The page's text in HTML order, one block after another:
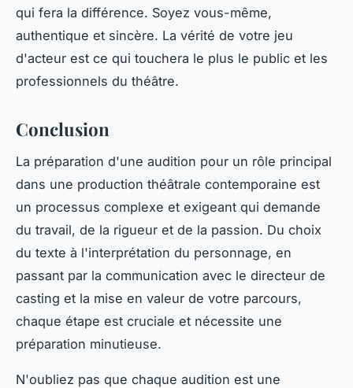
qui fera la différence. Soyez vous-même,
authentique et sincère. La vérité de votre jeu
d'acteur est ce qui touchera le plus le public et les
professionnels du théâtre.
Conclusion
La préparation d'une audition pour un rôle principal
dans une production théâtrale contemporaine est
un processus complexe et exigeant qui demande
du travail, de la rigueur et de la passion. Du choix
du texte à l'interprétation du personnage, en
passant par la communication avec le directeur de
casting et la mise en valeur de votre parcours,
chaque étape est cruciale et nécessite une
préparation minutieuse.
N'oubliez pas que chaque audition est une